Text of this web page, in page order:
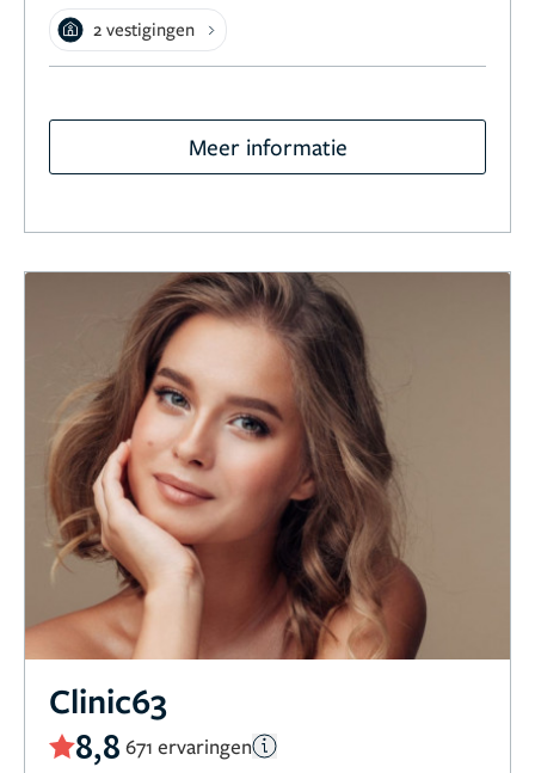
2 vestigingen
Meer informatie
Clinic63
8,8 671 ervaringen